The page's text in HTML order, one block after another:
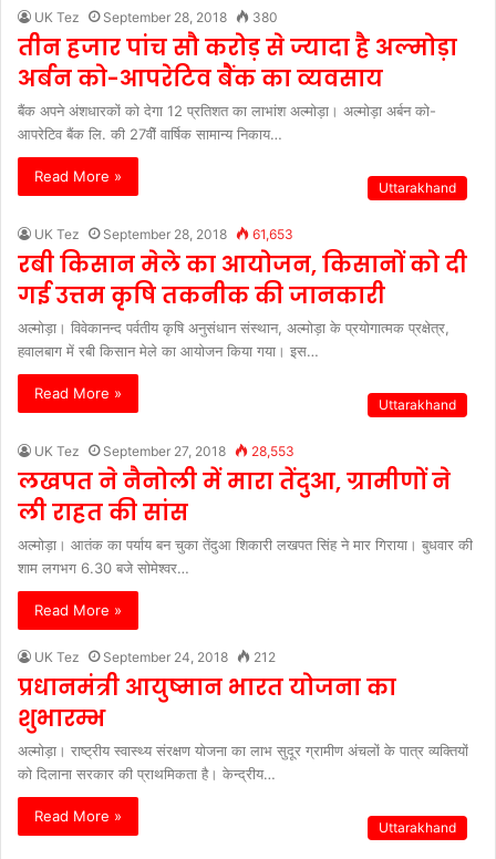
UK Tez September 28, 2018 380
तीन हजार पांच सौ करोड़ से ज्यादा है अल्मोड़ा
अर्बन को-आपरेटिव बैंक का व्यवसाय
बैंक अपने अंशधारकों को देगा 12 प्रतिशत का लाभांश अल्मोड़ा। अल्मोड़ा अर्बन को-
आपरेटिव बैंक लि. की 27वीें वार्षिक सामान्य निकाय…
Read More »
Uttarakhand
UK Tez September 28, 2018 61,653
रबी किसान मेले का आयोजन, किसानों को दी
गई उत्तम कृषि तकनीक की जानकारी
अल्मोड़ा। विवेकानन्द पर्वतीय कृषि अनुसंधान संस्थान, अल्मोड़ा के प्रयोगात्मक प्रक्षेत्र,
हवालबाग में रबी किसान मेले का आयोजन किया गया। इस…
Read More »
Uttarakhand
UK Tez September 27, 2018 28,553
लखपत ने नैनोली में मारा तेंदुआ, ग्रामीणों ने
ली राहत की सांस
अल्मोड़ा। आतंक का पर्याय बन चुका तेंदुआ शिकारी लखपत सिंह ने मार गिराया। बुधवार की
शाम लगभग 6.30 बजे सोमेश्वर…
Read More »
UK Tez September 24, 2018 212
प्रधानमंत्री आयुष्मान भारत योजना का
शुभारम्भ
अल्मोड़ा। राष्ट्रीय स्वास्थ्य संरक्षण योजना का लाभ सुदूर ग्रामीण अंचलों के पात्र व्यक्तियों
को दिलाना सरकार की प्राथमिकता है। केन्द्रीय…
Read More »
Uttarakhand